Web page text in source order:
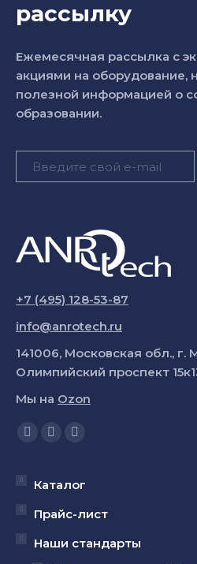
рассылку
Ежемесячная рассылка с
акциями на оборудование,
полезной информацией о
образовании.
+7 (495) 128-53-87
info@anrotech.ru
141006, Московская обл.,
Олимпийский проспект
Мы на Ozon
Ищите нас:
Страница
открывается
новом
окне
Страница
открывается
новом
окне
Страница
открывается
новом
окне
Каталог
Прайс-лист
Наши стандарты